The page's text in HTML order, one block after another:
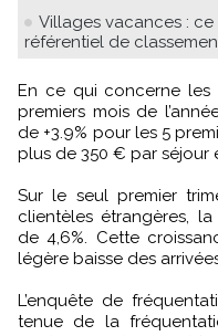
Villages vacances :
référentiel de
En ce qui concerne les visiteurs européens, sur les cinq
premiers mois de
de +3.9% pour les 5
plus de 350 € par séjour
Sur le seul premier
clientèles étrangères,
de 4,6%. Cette
légère baisse des
L’enquête de
tenue de la